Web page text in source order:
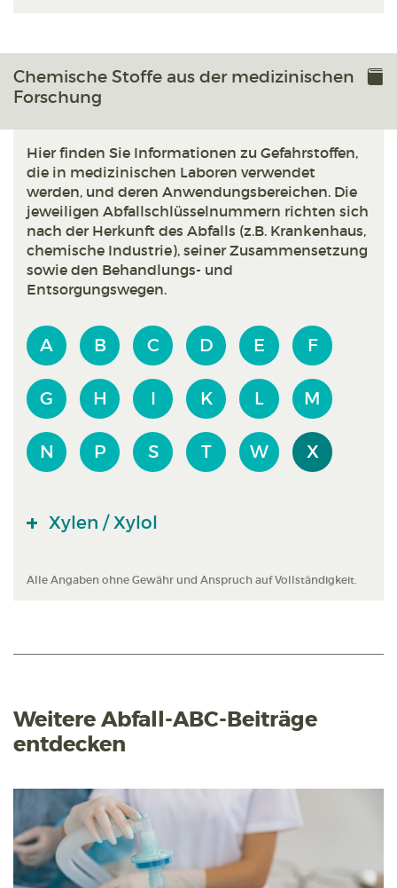
Chemische Stoffe aus der medizinischen
Forschung
Hier finden Sie Informationen zu Gefahrstoffen,
die in medizinischen Laboren verwendet
werden, und deren Anwendungsbereichen. Die
jeweiligen Abfallschlüsselnummern richten sich
nach der Herkunft des Abfalls (z.B. Krankenhaus,
chemische Industrie), seiner Zusammensetzung
sowie den Behandlungs- und
Entsorgungswegen.
A B C D E F
G H I K L M
N P S T W X
Xylen / Xylol
Alle Angaben ohne Gewähr und Anspruch auf Vollständigkeit.
Weitere Abfall-ABC-Beiträge
entdecken